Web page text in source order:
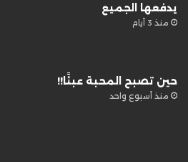
يدفعها الجميع
منذ 3 أيام
حين تصبح المحبة عبئًا!!
منذ أسبوع واحد